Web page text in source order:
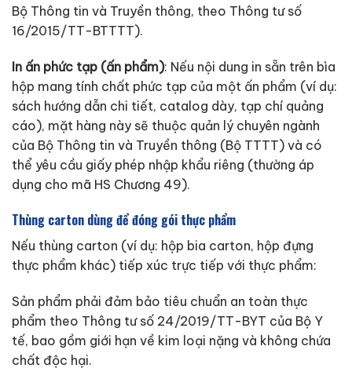
Bộ Thông tin và Truyền thông, theo Thông tư số
16/2015/TT-BTTTT).
In ấn phức tạp (ấn phẩm): Nếu nội dung in sẵn trên bìa
hộp mang tính chất phức tạp của một ấn phẩm (ví dụ:
sách hướng dẫn chi tiết, catalog dày, tạp chí quảng
cáo), mặt hàng này sẽ thuộc quản lý chuyên ngành
của Bộ Thông tin và Truyền thông (Bộ TTTT) và có
thể yêu cầu giấy phép nhập khẩu riêng (thường áp
dụng cho mã HS Chương 49).
Thùng carton dùng để đóng gói thực phẩm
Nếu thùng carton (ví dụ: hộp bia carton, hộp đựng
thực phẩm khác) tiếp xúc trực tiếp với thực phẩm:
Sản phẩm phải đảm bảo tiêu chuẩn an toàn thực
phẩm theo Thông tư số 24/2019/TT-BYT của Bộ Y
tế, bao gồm giới hạn về kim loại nặng và không chứa
chất độc hại.